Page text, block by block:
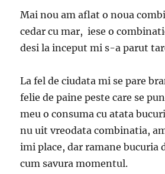
Mai nou am aflat o noua
cedar cu mar, iese o
desi la inceput mi s-a parut
La fel de ciudata mi se pare
felie de paine peste care se
meu o consuma cu atata
nu uit vreodata combinatia,
imi place, dar ramane bucuria
cum savura momentul.